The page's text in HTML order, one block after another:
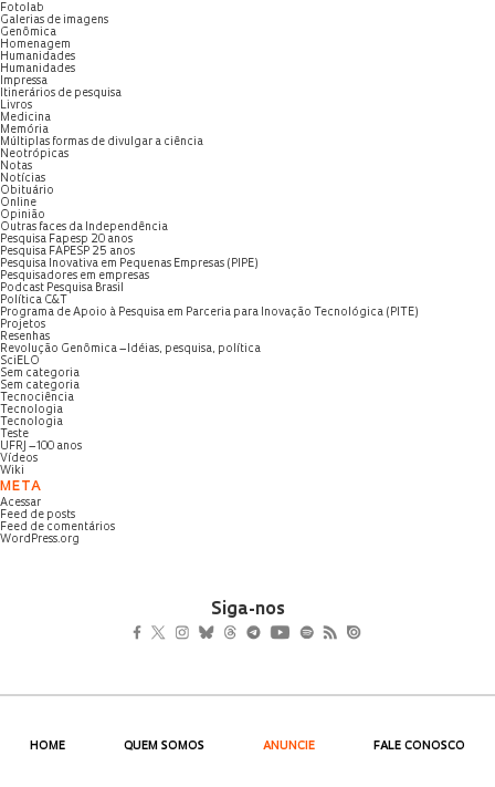
Fotolab
Galerias de imagens
Genômica
Homenagem
Humanidades
Humanidades
Impressa
Itinerários de pesquisa
Livros
Medicina
Memória
Múltiplas formas de divulgar a ciência
Neotrópicas
Notas
Notícias
Obituário
Online
Opinião
Outras faces da Independência
Pesquisa Fapesp 20 anos
Pesquisa FAPESP 25 anos
Pesquisa Inovativa em Pequenas Empresas (PIPE)
Pesquisadores em empresas
Podcast Pesquisa Brasil
Política C&T
Programa de Apoio à Pesquisa em Parceria para Inovação Tecnológica (PITE)
Projetos
Resenhas
Revolução Genômica – Idéias, pesquisa, política
SciELO
Sem categoria
Sem categoria
Tecnociência
Tecnologia
Tecnologia
Teste
UFRJ – 100 anos
Vídeos
Wiki
META
Acessar
Feed de posts
Feed de comentários
WordPress.org
Siga-nos
HOME QUEM SOMOS ANUNCIE FALE CONOSCO